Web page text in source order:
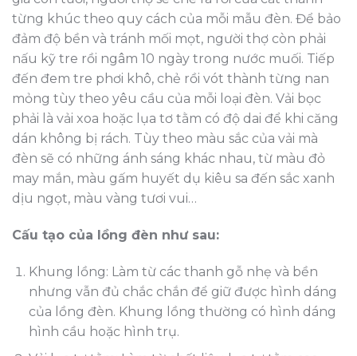
từng khúc theo quy cách của mỗi mẫu đèn. Để bảo
đảm độ bền và tránh mối mọt, người thợ còn phải
nấu kỹ tre rồi ngâm 10 ngày trong nước muối. Tiếp
đến đem tre phơi khô, chẻ rồi vót thành từng nan
mỏng tùy theo yêu cầu của mỗi loại đèn. Vải bọc
phải là vải xoa hoặc lụa tơ tằm có độ dai để khi căng
dán không bị rách. Tùy theo màu sắc của vải mà
đèn sẽ có những ánh sáng khác nhau, từ màu đỏ
may mắn, màu gấm huyết dụ kiêu sa đến sắc xanh
dịu ngọt, màu vàng tươi vui…
Cấu tạo của lồng đèn như sau:
Khung lồng: Làm từ các thanh gỗ nhẹ và bền
nhưng vẫn đủ chắc chắn để giữ được hình dáng
của lồng đèn. Khung lồng thường có hình dáng
hình cầu hoặc hình trụ.